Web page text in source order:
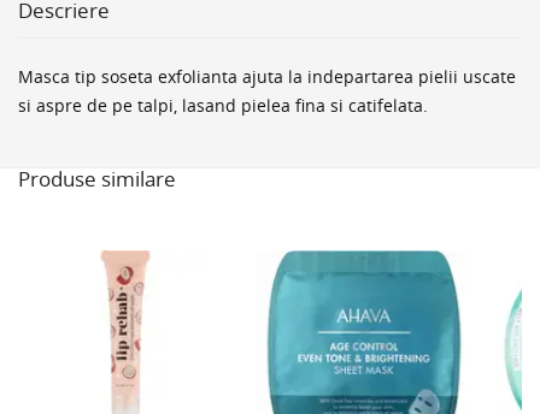
Descriere
Masca tip soseta exfolianta ajuta la indepartarea pielii uscate
si aspre de pe talpi, lasand pielea fina si catifelata.
Produse similare